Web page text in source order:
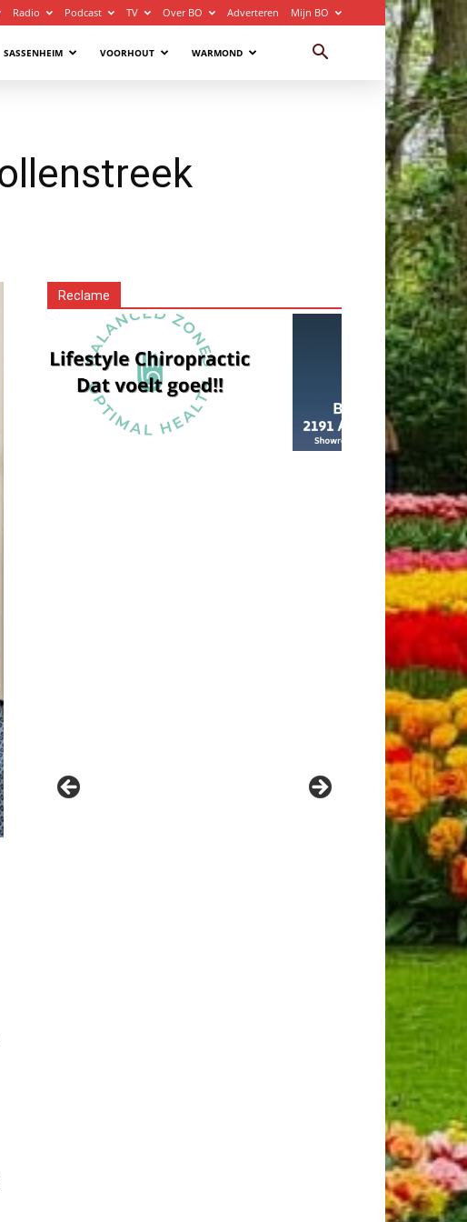
Radio Podcast TV Over BO Adverteren Mijn BO
SASSENHEIM VOORHOUT WARMOND
Reclame